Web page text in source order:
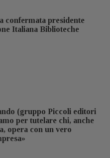
confermata presidente
Italiana Biblioteche
(gruppo Piccoli editori
per tutelare chi, anche
opera con un vero